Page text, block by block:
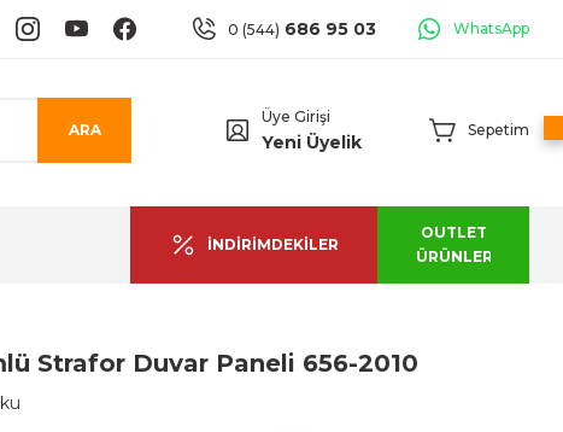
0 (544) 686 95 03 WhatsApp
ARA
Üye Girişi
Yeni Üyelik
Sepetim
İNDİRİMDEKİLER
OUTLET
ÜRÜNLER
Strafor Duvar Paneli 656-2010